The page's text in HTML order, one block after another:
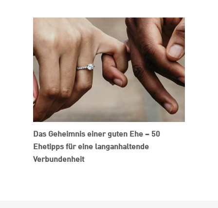
Das Geheimnis einer guten Ehe – 50
Ehetipps für eine langanhaltende
Verbundenheit